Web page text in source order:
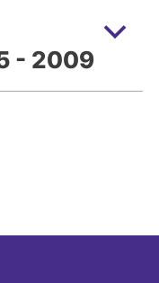
- 2009